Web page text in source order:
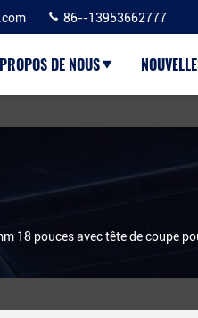
86--13953662777
DE NOUS
18 pouces avec tête de coupe